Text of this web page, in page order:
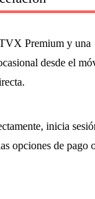
Premium y una
desde el
inicia
opciones de pago